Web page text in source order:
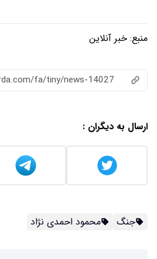
منبع: خبر آنلاین
fa/tiny/news-14027
ارسال به دیگران :
جنگ محمود احمدی نژاد